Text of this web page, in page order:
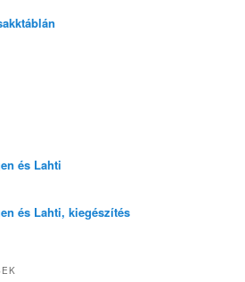
és Lahti
és Lahti, kiegészítés